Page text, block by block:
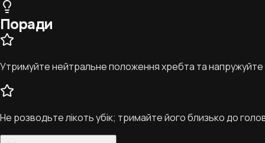
Поради
Утримуйте нейтральне положення хребта та напружуйте
Не розводьте лікоть убік; тримайте його близько до